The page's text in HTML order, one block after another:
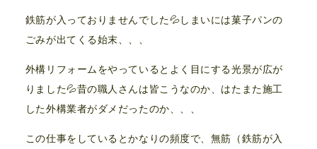
鉄筋が入っておりませんでした💦しまいには菓子パンの
ごみが出てくる始末、、、
外構リフォームをやっているとよく目にする光景が広が
りました💦昔の職人さんは皆こうなのか、はたまた施工
した外構業者がダメだったのか、、、
この仕事をしているとかなりの頻度で、無筋（鉄筋が入